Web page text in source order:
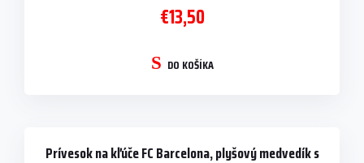
€13,50
DO KOŠÍKA
Prívesok na kľúče FC Barcelona, plyšový medvedík s